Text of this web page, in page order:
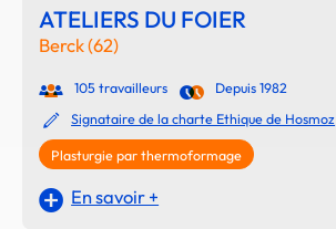
ATELIERS DU FOIER
Berck (62)
105 travailleurs
Depuis 1982
Signataire de la charte Ethique de Hosmoz
Plasturgie par thermoformage
En savoir +